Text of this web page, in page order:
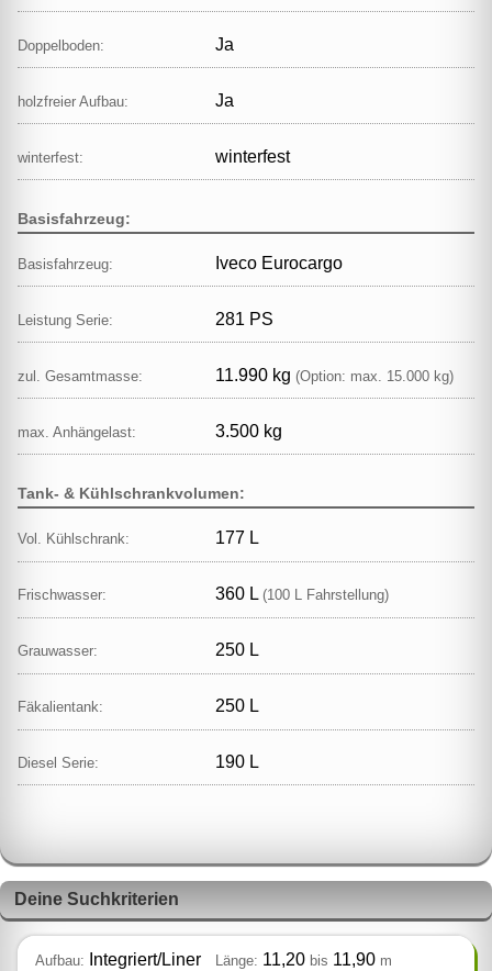
Doppelboden: Ja
holzfreier Aufbau: Ja
winterfest: winterfest
Basisfahrzeug:
Basisfahrzeug: Iveco Eurocargo
Leistung Serie: 281 PS
zul. Gesamtmasse: 11.990 kg (Option: max. 15.000 kg)
max. Anhängelast: 3.500 kg
Tank- & Kühlschrankvolumen:
Vol. Kühlschrank: 177 L
Frischwasser: 360 L (100 L Fahrstellung)
Grauwasser: 250 L
Fäkalientank: 250 L
Diesel Serie: 190 L
Deine Suchkriterien
Aufbau: Integriert/Liner Länge: 11,20 bis 11,90 m